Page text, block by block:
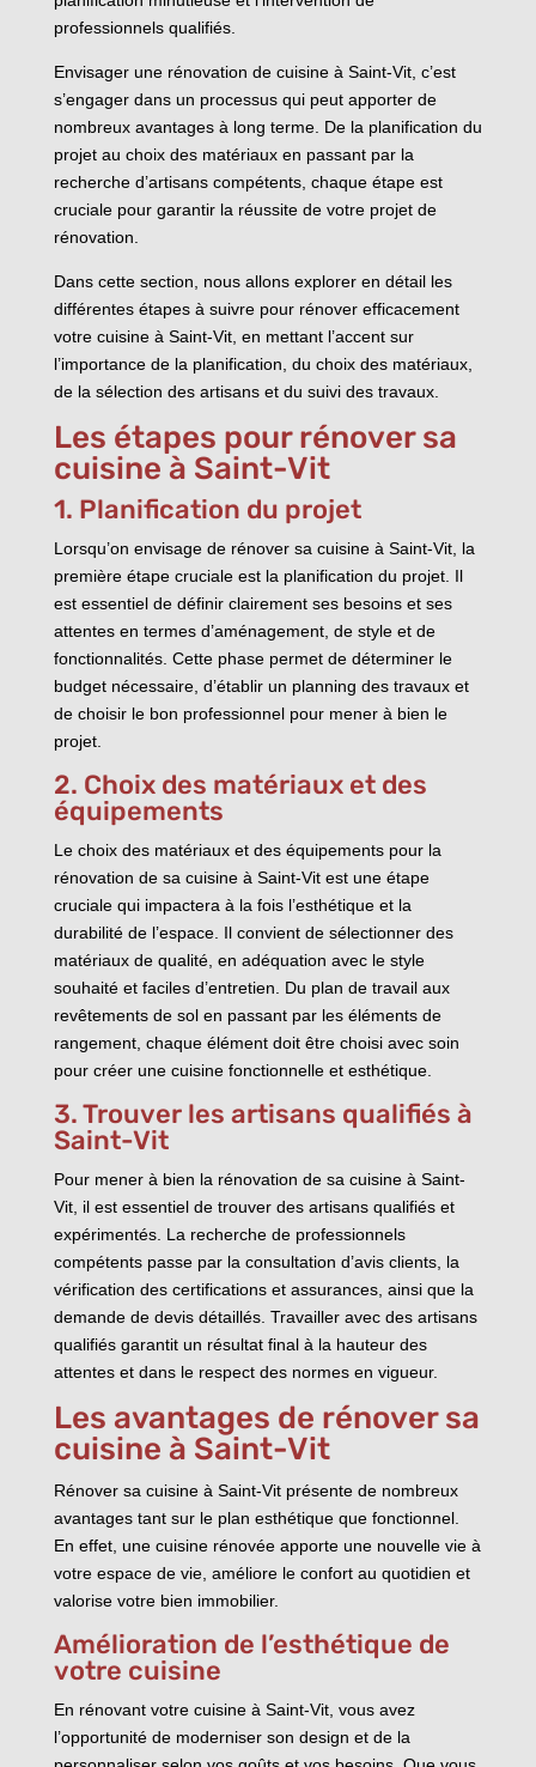
professionnels qualifiés.
Envisager une rénovation de cuisine à Saint-Vit, c’est
s’engager dans un processus qui peut apporter de
nombreux avantages à long terme. De la planification du
projet au choix des matériaux en passant par la
recherche d’artisans compétents, chaque étape est
cruciale pour garantir la réussite de votre projet de
rénovation.
Dans cette section, nous allons explorer en détail les
différentes étapes à suivre pour rénover efficacement
votre cuisine à Saint-Vit, en mettant l’accent sur
l’importance de la planification, du choix des matériaux,
de la sélection des artisans et du suivi des travaux.
Les étapes pour rénover sa
cuisine à Saint-Vit
1. Planification du projet
Lorsqu’on envisage de rénover sa cuisine à Saint-Vit, la
première étape cruciale est la planification du projet. Il
est essentiel de définir clairement ses besoins et ses
attentes en termes d’aménagement, de style et de
fonctionnalités. Cette phase permet de déterminer le
budget nécessaire, d’établir un planning des travaux et
de choisir le bon professionnel pour mener à bien le
projet.
2. Choix des matériaux et des
équipements
Le choix des matériaux et des équipements pour la
rénovation de sa cuisine à Saint-Vit est une étape
cruciale qui impactera à la fois l’esthétique et la
durabilité de l’espace. Il convient de sélectionner des
matériaux de qualité, en adéquation avec le style
souhaité et faciles d’entretien. Du plan de travail aux
revêtements de sol en passant par les éléments de
rangement, chaque élément doit être choisi avec soin
pour créer une cuisine fonctionnelle et esthétique.
3. Trouver les artisans qualifiés à
Saint-Vit
Pour mener à bien la rénovation de sa cuisine à Saint-
Vit, il est essentiel de trouver des artisans qualifiés et
expérimentés. La recherche de professionnels
compétents passe par la consultation d’avis clients, la
vérification des certifications et assurances, ainsi que la
demande de devis détaillés. Travailler avec des artisans
qualifiés garantit un résultat final à la hauteur des
attentes et dans le respect des normes en vigueur.
Les avantages de rénover sa
cuisine à Saint-Vit
Rénover sa cuisine à Saint-Vit présente de nombreux
avantages tant sur le plan esthétique que fonctionnel.
En effet, une cuisine rénovée apporte une nouvelle vie à
votre espace de vie, améliore le confort au quotidien et
valorise votre bien immobilier.
Amélioration de l’esthétique de
votre cuisine
En rénovant votre cuisine à Saint-Vit, vous avez
l’opportunité de moderniser son design et de la